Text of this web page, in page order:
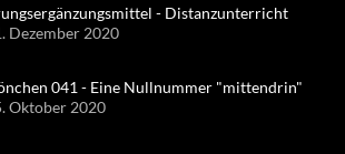
- Distanzunterricht
Dezember 2020
041 - Eine Nullnummer "mittendrin"
Oktober 2020